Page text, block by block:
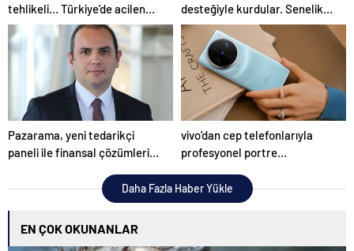
tehlikeli… Türkiye’de acilen
uygulanması gerekiyor!
desteğiyle kurdular. Senelik
1000 adet üretmeyi
hedefliyorlar!
Pazarama, yeni tedarikçi
paneli ile finansal çözümleri
vivo’dan cep telefonlarıyla
profesyonel portre
ipuçları!
Daha Fazla Haber Yükle
EN ÇOK OKUNANLAR